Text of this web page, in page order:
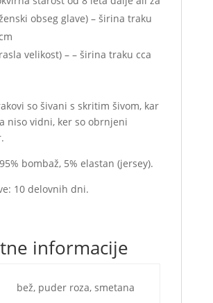
obseg glave) – širina traku
velikost) – – širina traku cca
so šivani s skritim šivom, kar
niso vidni, ker so obrnjeni
bombaž, 5% elastan (jersey).
10 delovnih dni.
informacije
bež, puder roza, smetana